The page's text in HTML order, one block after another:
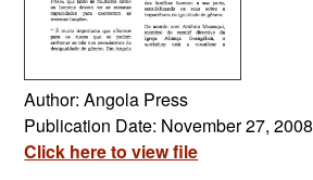
Author: Angola Press
Publication Date: November 27, 2008
Click here to view file